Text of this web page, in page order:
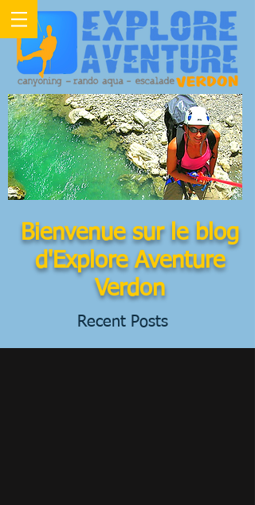
Bienvenue sur le blog
d'Explore Aventure
Verdon
Recent Posts